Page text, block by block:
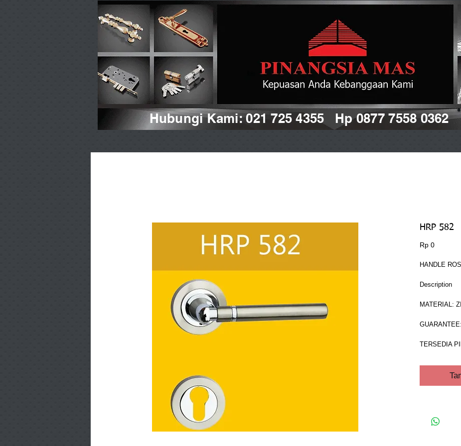
Hubungi Kami: 021 725 4355 Hp 0877 7558 0362
HRP 582
Rp 0Harga
HANDLE
Description
MATERIAL:
TERSEDIA